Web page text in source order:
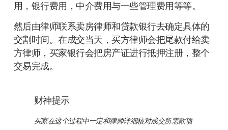
用，银行费用，中介费用与一些管理费用等等。
然后由律师联系卖房律师和贷款银行去确定具体的
交割时间。在成交当天，买方律师会把尾款付给卖
方律师，买家银行会把房产证进行抵押注册，整个
交易完成。
财神提示
买家在这个过程中一定和律师详细核对成交所需款项